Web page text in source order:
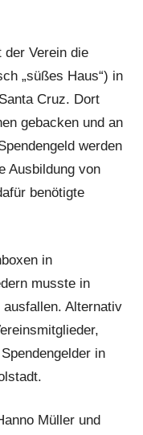
der Verein die
„süßes Haus“) in
Cruz. Dort
gebacken und an
werden
Ausbildung von
benötigte
in
musste in
Alternativ
in
Müller und